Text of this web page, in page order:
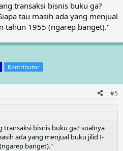
transaksi bisnis buku ga?
tau masih ada yang menjual
tahun 1955 (ngarep banget)."
Kontributor
#5
transaksi bisnis buku ga? soalnya
ada yang menjual buku jilid I-
banget)."